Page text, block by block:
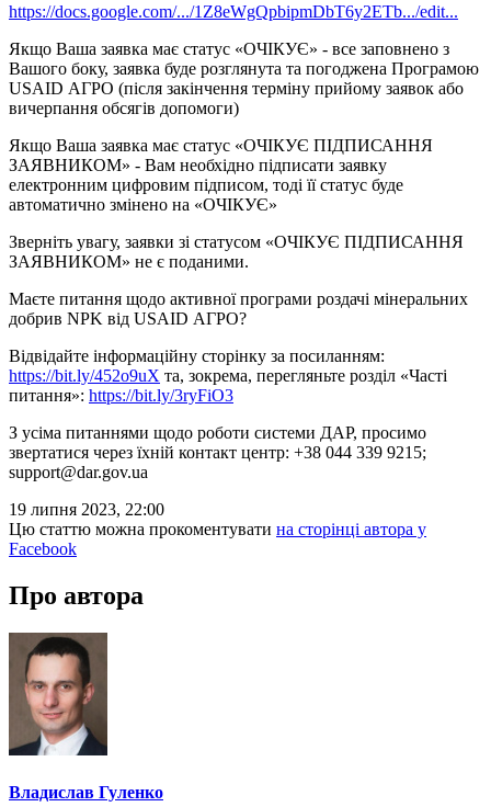
https://docs.google.com/.../1Z8eWgQpbipmDbT6y2ETb.../edit...
Якщо Ваша заявка має статус «ОЧІКУЄ» - все заповнено з
Вашого боку, заявка буде розглянута та погоджена Програмою
USAID АГРО (після закінчення терміну прийому заявок або
вичерпання обсягів допомоги)
Якщо Ваша заявка має статус «ОЧІКУЄ ПІДПИСАННЯ
ЗАЯВНИКОМ» - Вам необхідно підписати заявку
електронним цифровим підписом, тоді її статус буде
автоматично змінено на «ОЧІКУЄ»
Зверніть увагу, заявки зі статусом «ОЧІКУЄ ПІДПИСАННЯ
ЗАЯВНИКОМ» не є поданими.
Маєте питання щодо активної програми роздачі мінеральних
добрив NPK від USAID АГРО?
Відвідайте інформаційну сторінку за посиланням:
https://bit.ly/452o9uX та, зокрема, перегляньте розділ «Часті
питання»: https://bit.ly/3ryFiO3
З усіма питаннями щодо роботи системи ДАР, просимо
звертатися через їхній контакт центр: +38 044 339 9215;
support@dar.gov.ua
19 липня 2023, 22:00
Цю статтю можна прокоментувати на сторінці автора у
Facebook
Про автора
Владислав Гуленко